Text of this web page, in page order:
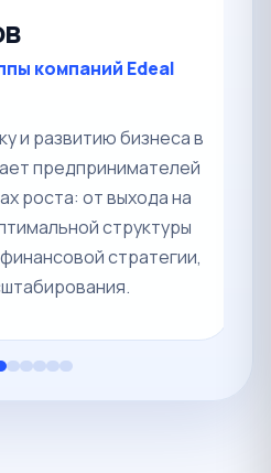
компаний Edeal
и развитию бизнеса в
предпринимателей
роста: от выхода на
структуры
стратегии,